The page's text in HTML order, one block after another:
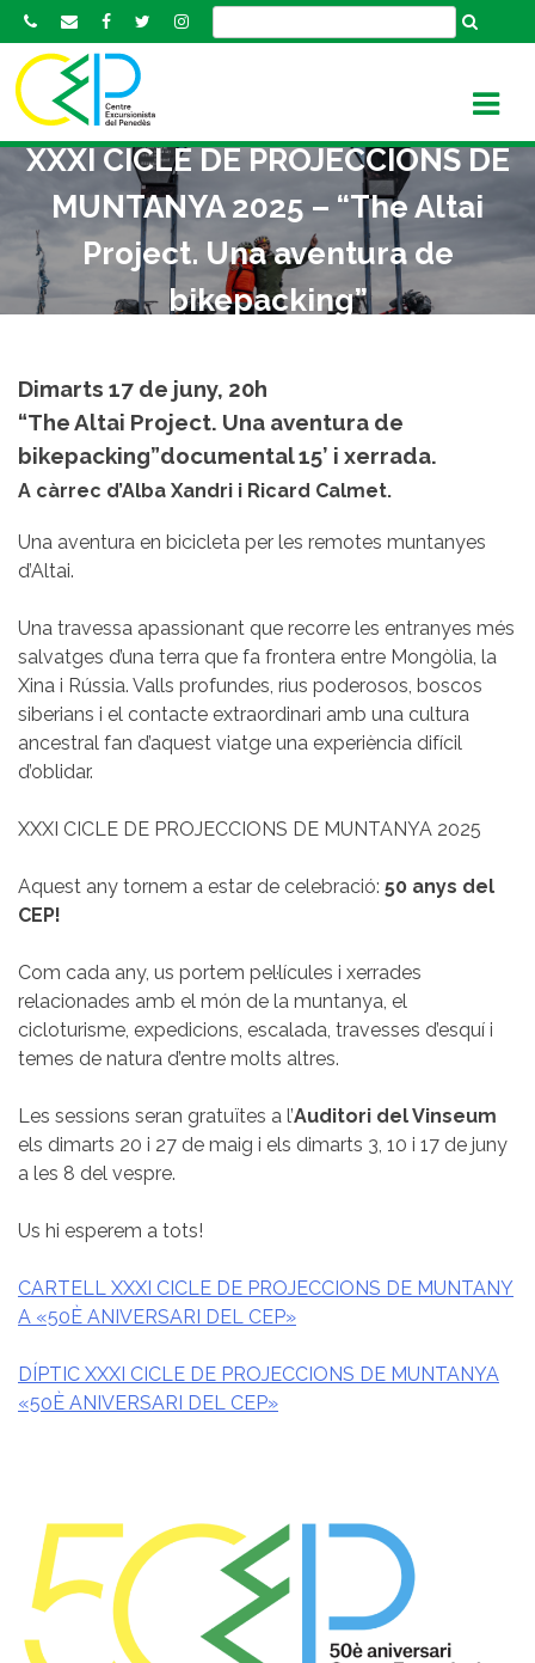
k
XXXI CICLE DE PROJECCIONS DE
MUNTANYA 2025 – “The Altai
Project. Una aventura de
bikepacking”
Dimarts 17 de juny, 20h
“The Altai Project. Una aventura de
bikepacking”documental 15’ i xerrada.
A càrrec d’Alba Xandri i Ricard Calmet.
Una aventura en bicicleta per les remotes muntanyes
d’Altai.
Una travessa apassionant que recorre les entranyes més
salvatges d’una terra que fa frontera entre Mongòlia, la
Xina i Rússia. Valls profundes, rius poderosos, boscos
siberians i el contacte extraordinari amb una cultura
ancestral fan d’aquest viatge una experiència difícil
d’oblidar.
XXXI CICLE DE PROJECCIONS DE MUNTANYA 2025
Aquest any tornem a estar de celebració: 50 anys del
CEP!
Com cada any, us portem pel·lícules i xerrades
relacionades amb el món de la muntanya, el
cicloturisme, expedicions, escalada, travesses d’esquí i
temes de natura d’entre molts altres.
Les sessions seran gratuïtes a l’Auditori del Vinseum
els dimarts 20 i 27 de maig i els dimarts 3, 10 i 17 de juny
a les 8 del vespre.
Us hi esperem a tots!
CARTELL XXXI CICLE DE PROJECCIONS DE MUNTANY
A «50È ANIVERSARI DEL CEP»
DÍPTIC XXXI CICLE DE PROJECCIONS DE MUNTANYA
«50È ANIVERSARI DEL CEP»